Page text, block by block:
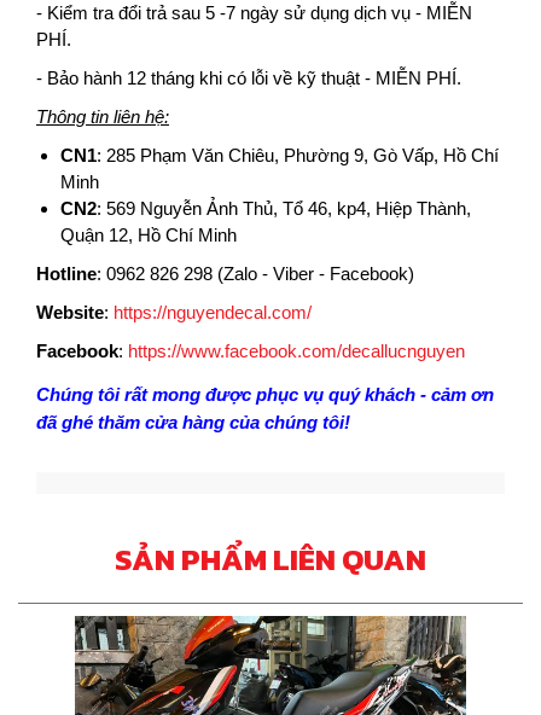
- Kiểm tra đổi trả sau 5 -7 ngày sử dụng dịch vụ - MIỄN
PHÍ.
- Bảo hành 12 tháng khi có lỗi về kỹ thuật - MIỄN PHÍ.
Thông tin liên hệ:
CN1: 285 Phạm Văn Chiêu, Phường 9, Gò Vấp, Hồ Chí
Minh
CN2: 569 Nguyễn Ảnh Thủ, Tổ 46, kp4, Hiệp Thành,
Quận 12, Hồ Chí Minh
Hotline: 0962 826 298 (Zalo - Viber - Facebook)
Website: https://nguyendecal.com/
Facebook: https://www.facebook.com/decallucnguyen
Chúng tôi rất mong được phục vụ quý khách - cảm ơn
đã ghé thăm cửa hàng của chúng tôi!
SẢN PHẨM LIÊN QUAN